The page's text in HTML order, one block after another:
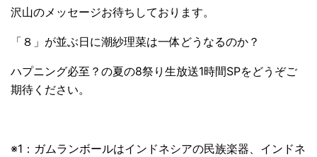
沢山のメッセージお待ちしております。
「８」が並ぶ日に潮紗理菜は一体どうなるのか？
ハプニング必至？の夏の8祭り生放送1時間SPをどうぞご
期待ください。
※1：ガムランボールはインドネシアの民族楽器、インドネ